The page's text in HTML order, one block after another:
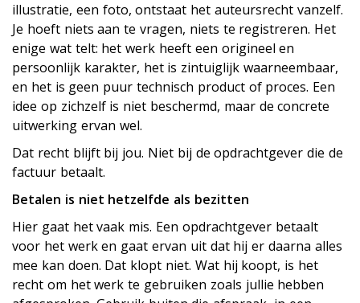
illustratie, een foto, ontstaat het auteursrecht vanzelf.
Je hoeft niets aan te vragen, niets te registreren. Het
enige wat telt: het werk heeft een origineel en
persoonlijk karakter, het is zintuiglijk waarneembaar,
en het is geen puur technisch product of proces. Een
idee op zichzelf is niet beschermd, maar de concrete
uitwerking ervan wel.
Dat recht blijft bij jou. Niet bij de opdrachtgever die de
factuur betaalt.
Betalen is niet hetzelfde als bezitten
Hier gaat het vaak mis. Een opdrachtgever betaalt
voor het werk en gaat ervan uit dat hij er daarna alles
mee kan doen. Dat klopt niet. Wat hij koopt, is het
recht om het werk te gebruiken zoals jullie hebben